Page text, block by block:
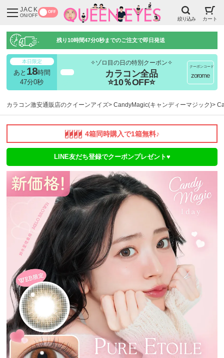
JACK
ON/OFF
OFF
絞り込み カート
残り10時間46分59秒までのご注文で即日発送
本日限定
あと 18時間
46分59秒
✧ゾロ目の日の特別クーポン✧
カラコン全品
⭐10％OFF⭐
クーポンコード
zorome
カラコン激安通販店のクイーンアイズ CandyMagic(キャンディーマジック)
4箱同時購入で1箱無料♪
LINE友だち登録でクーポンプレゼント♥